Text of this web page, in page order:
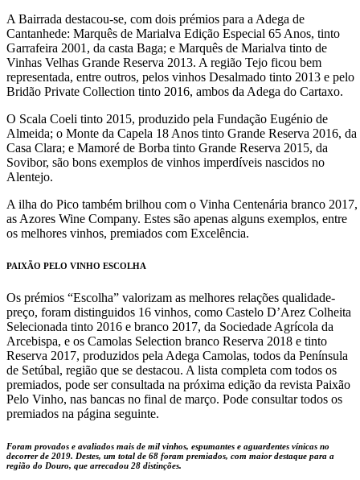
A Bairrada destacou-se, com dois prémios para a Adega de
Cantanhede: Marquês de Marialva Edição Especial 65 Anos, tinto
Garrafeira 2001, da casta Baga; e Marquês de Marialva tinto de
Vinhas Velhas Grande Reserva 2013. A região Tejo ficou bem
representada, entre outros, pelos vinhos Desalmado tinto 2013 e pelo
Bridão Private Collection tinto 2016, ambos da Adega do Cartaxo.
O Scala Coeli tinto 2015, produzido pela Fundação Eugénio de
Almeida; o Monte da Capela 18 Anos tinto Grande Reserva 2016, da
Casa Clara; e Mamoré de Borba tinto Grande Reserva 2015, da
Sovibor, são bons exemplos de vinhos imperdíveis nascidos no
Alentejo.
A ilha do Pico também brilhou com o Vinha Centenária branco 2017,
as Azores Wine Company. Estes são apenas alguns exemplos, entre
os melhores vinhos, premiados com Excelência.
PAIXÃO PELO VINHO ESCOLHA
Os prémios “Escolha” valorizam as melhores relações qualidade-
preço, foram distinguidos 16 vinhos, como Castelo D’Arez Colheita
Selecionada tinto 2016 e branco 2017, da Sociedade Agrícola da
Arcebispa, e os Camolas Selection branco Reserva 2018 e tinto
Reserva 2017, produzidos pela Adega Camolas, todos da Península
de Setúbal, região que se destacou. A lista completa com todos os
premiados, pode ser consultada na próxima edição da revista Paixão
Pelo Vinho, nas bancas no final de março. Pode consultar todos os
premiados na página seguinte.
Foram provados e avaliados mais de mil vinhos, espumantes e aguardentes vínicas no
decorrer de 2019. Destes, um total de 68 foram premiados, com maior destaque para a
região do Douro, que arrecadou 28 distinções.